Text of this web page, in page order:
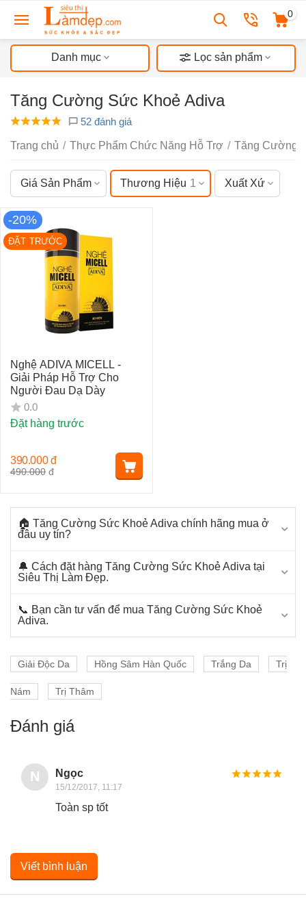
0
Danh mục Lọc sản phẩm
Tăng Cường Sức Khoẻ Adiva
52 đánh giá
Trang chủ / Thực Phẩm Chức Năng Hỗ Trợ / Tăng Cường
Giá Sản Phẩm Thương Hiệu 1 Xuất Xứ
🏠 Tăng Cường Sức Khoẻ Adiva chính hãng mua ở
đâu uy tín?
🔔 Cách đặt hàng Tăng Cường Sức Khoẻ Adiva tại
Siêu Thị Làm Đẹp.
📞 Bạn cần tư vấn để mua Tăng Cường Sức Khoẻ
Adiva.
-20%
ĐẶT TRƯỚC
Nghệ ADIVA MICELL -
Giải Pháp Hỗ Trợ Cho
Người Đau Dạ Dày
0.0
Đặt hàng trước
490.000 đ
390.000 đ
Giải Độc Da Hồng Sâm Hàn Quốc Trắng Da Trị
Nám Trị Thâm
Đánh giá
N Ngọc
15/12/2017, 11:17
Toàn sp tốt
Viết bình luận